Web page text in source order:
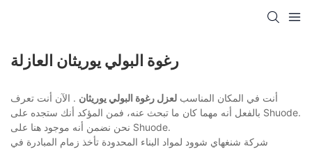
رغوة البولي يوريثان العازلة
أنت في المكان المناسب لعزل رغوة البولي يوريثان . الآن أنت تعرف
بالفعل أنه مهما كان ما تبحث عنه، فمن المؤكد أنك ستجده على Shuode.
نحن نضمن أنه موجود هنا على Shuode.
شركة شنغهاي شوود لمواد البناء المحدودة تأخذ زمام المبادرة في